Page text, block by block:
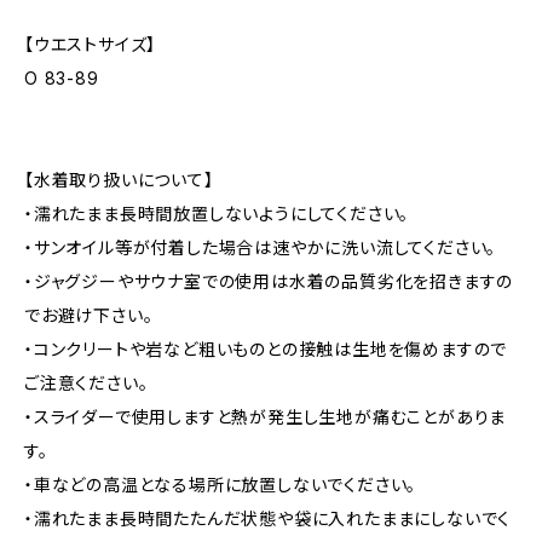
【ウエストサイズ】
O 83-89
【水着取り扱いについて】
・濡れたまま長時間放置しないようにしてください。
・サンオイル等が付着した場合は速やかに洗い流してください。
・ジャグジーやサウナ室での使用は水着の品質劣化を招きますの
でお避け下さい。
・コンクリートや岩など粗いものとの接触は生地を傷めますので
ご注意ください。
・スライダーで使用しますと熱が発生し生地が痛むことがありま
す。
・車などの高温となる場所に放置しないでください。
・濡れたまま長時間たたんだ状態や袋に入れたままにしないでく